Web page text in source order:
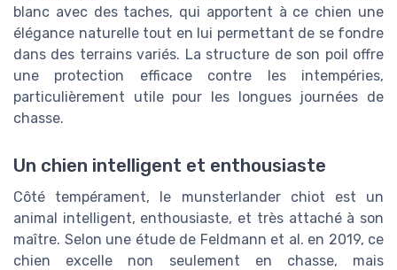
blanc avec des taches, qui apportent à ce chien une
élégance naturelle tout en lui permettant de se fondre
dans des terrains variés. La structure de son poil offre
une protection efficace contre les intempéries,
particulièrement utile pour les longues journées de
chasse.
Un chien intelligent et enthousiaste
Côté tempérament, le munsterlander chiot est un
animal intelligent, enthousiaste, et très attaché à son
maître. Selon une étude de Feldmann et al. en 2019, ce
chien excelle non seulement en chasse, mais